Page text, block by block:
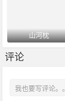
山河枕
评论